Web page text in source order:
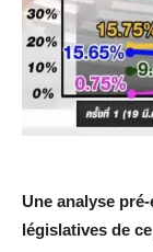
Une analyse
législatives de